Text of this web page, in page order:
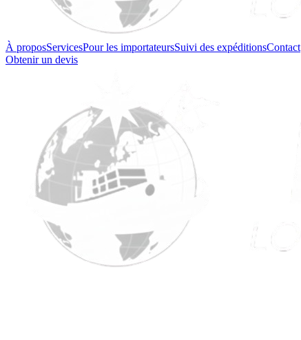
À proposServicesPour les importateursSuivi des expéditionsContact
Obtenir un devis